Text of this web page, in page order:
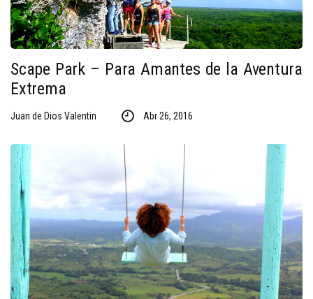
Scape Park – Para Amantes de la Aventura
Extrema
Juan de Dios Valentin Abr 26, 2016